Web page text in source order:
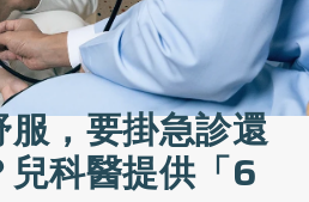
，要掛急診還
科醫提供「6